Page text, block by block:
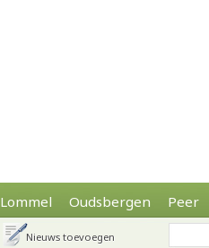
Lommel Oudsbergen Peer
Nieuws toevoegen